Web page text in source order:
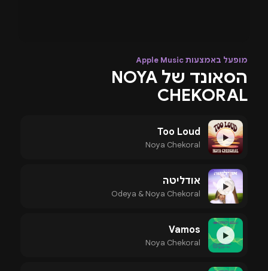
מופעל באמצעות Apple Music
הסאונד של NOYA
CHEKORAL
▶
Too Loud
Noya Chekoral
▶ אודליטה
Odeya & Noya Chekoral
▶
Vamos
Noya Chekoral